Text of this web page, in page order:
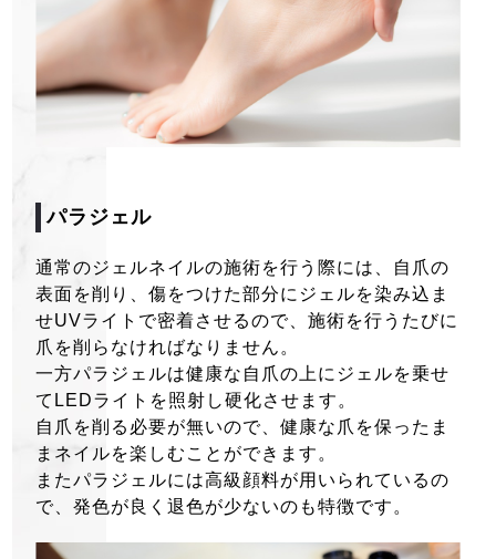
パラジェル
通常のジェルネイルの施術を行う際には、自爪の
表面を削り、傷をつけた部分にジェルを染み込ま
せUVライトで密着させるので、施術を行うたびに
爪を削らなければなりません。
一方パラジェルは健康な自爪の上にジェルを乗せ
てLEDライトを照射し硬化させます。
自爪を削る必要が無いので、健康な爪を保ったま
まネイルを楽しむことができます。
またパラジェルには高級顔料が用いられているの
で、発色が良く退色が少ないのも特徴です。
青森県弘前市高杉神原275-2
営業時間 │ 9:00～19:00（最終受付16時）
定休日 │ 日・祝